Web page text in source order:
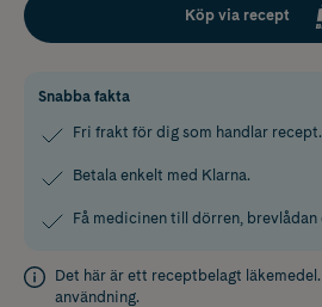
Köp via recept
Snabba fakta
Fri frakt för dig som handlar recept.
Betala enkelt med Klarna.
Få medicinen till dörren, brevlådan
Det här är ett receptbelagt läkemedel.
användning.